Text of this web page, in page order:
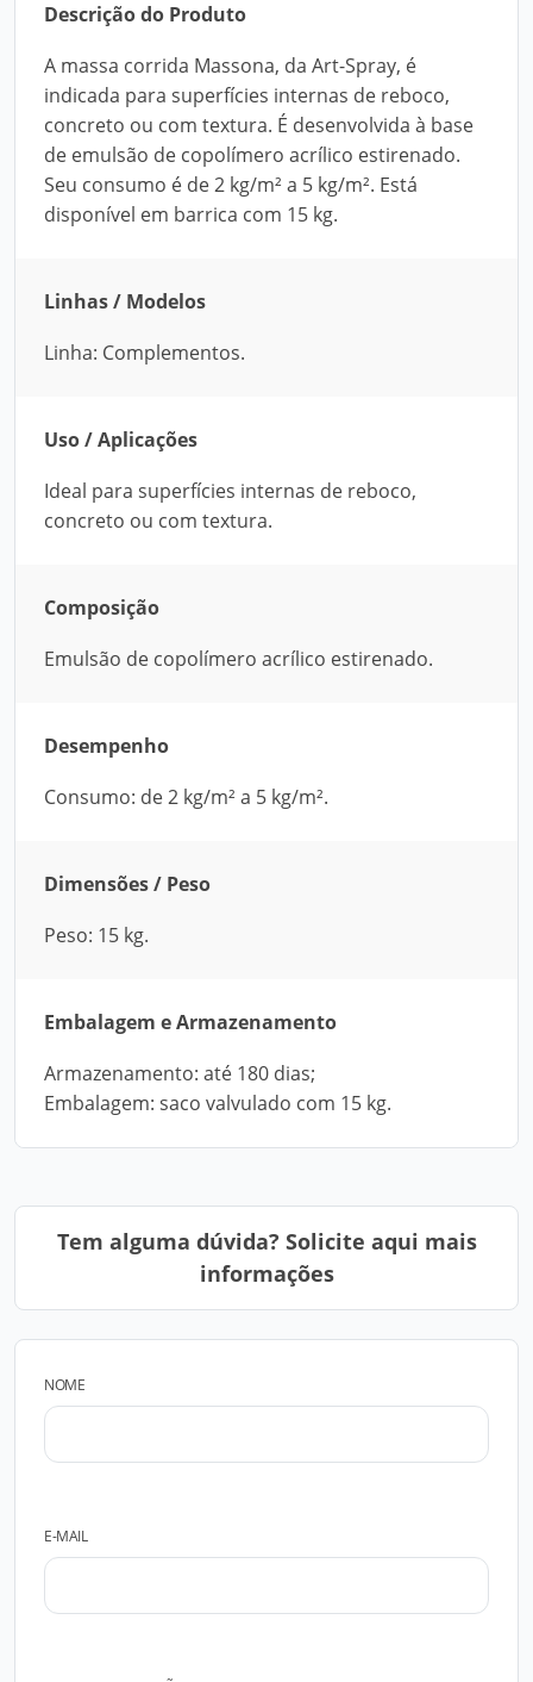
Descrição do Produto
A massa corrida Massona, da Art-Spray, é
indicada para superfícies internas de reboco,
concreto ou com textura. É desenvolvida à base
de emulsão de copolímero acrílico estirenado.
Seu consumo é de 2 kg/m² a 5 kg/m². Está
disponível em barrica com 15 kg.
Linhas / Modelos
Linha: Complementos.
Uso / Aplicações
Ideal para superfícies internas de reboco,
concreto ou com textura.
Composição
Emulsão de copolímero acrílico estirenado.
Desempenho
Consumo: de 2 kg/m² a 5 kg/m².
Dimensões / Peso
Peso: 15 kg.
Embalagem e Armazenamento
Armazenamento: até 180 dias;
Embalagem: saco valvulado com 15 kg.
Tem alguma dúvida? Solicite aqui mais
informações
NOME
E-MAIL